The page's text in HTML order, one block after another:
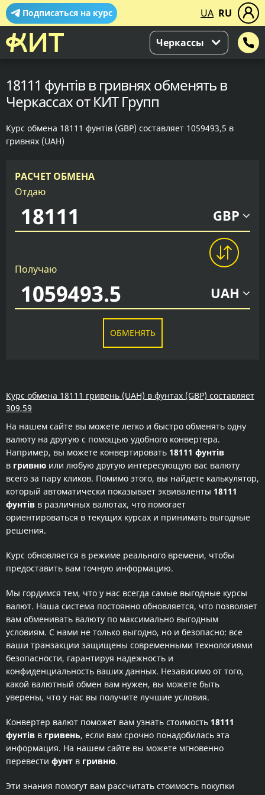
Подписаться на курс UA RU
Черкассы
18111 фунтів в гривнях обменять в
Черкассах от КИТ Групп
Курс обмена 18111 фунтів (GBP) составляет 1059493,5 в
гривнях (UAH)
РАСЧЕТ ОБМЕНА
Отдаю
GBP
Получаю
UAH
ОБМЕНЯТЬ
Курс обмена 18111 гривень (UAH) в фунтах (GBP) составляет
309,59
На нашем сайте вы можете легко и быстро обменять одну
валюту на другую с помощью удобного конвертера.
Например, вы можете конвертировать 18111 фунтів
в гривню или любую другую интересующую вас валюту
всего за пару кликов. Помимо этого, вы найдете калькулятор,
который автоматически показывает эквиваленты 18111
фунтів в различных валютах, что помогает
ориентироваться в текущих курсах и принимать выгодные
решения.
Курс обновляется в режиме реального времени, чтобы
предоставить вам точную информацию.
Мы гордимся тем, что у нас всегда самые выгодные курсы
валют. Наша система постоянно обновляется, что позволяет
вам обменивать валюту по максимально выгодным
условиям. С нами не только выгодно, но и безопасно: все
ваши транзакции защищены современными технологиями
безопасности, гарантируя надежность и
конфиденциальность ваших данных. Независимо от того,
какой валютный обмен вам нужен, вы можете быть
уверены, что у нас вы получите лучшие условия.
Конвертер валют поможет вам узнать стоимость 18111
фунтів в гривень, если вам срочно понадобилась эта
информация. На нашем сайте вы можете мгновенно
перевести фунт в гривню.
Эти знания помогут вам рассчитать стоимость покупки